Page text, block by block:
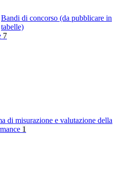
Bandi di concorso (da pubblicare in
tabelle)
7
di misurazione e valutazione della
1